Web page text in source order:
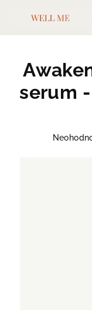
serum